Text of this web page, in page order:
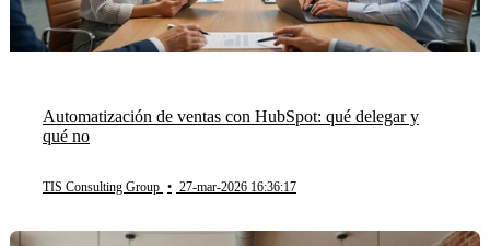
Automatización de ventas con HubSpot: qué delegar y
qué no
TIS Consulting Group • 27-mar-2026 16:36:17